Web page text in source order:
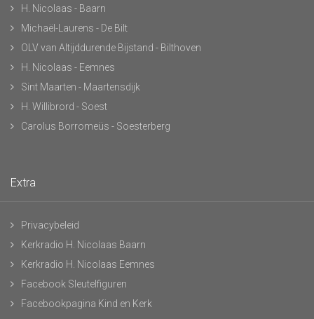
H. Nicolaas - Baarn
Michaël-Laurens - De Bilt
OLV van Altijddurende Bijstand - Bilthoven
H. Nicolaas - Eemnes
Sint Maarten - Maartensdijk
H. Willibrord - Soest
Carolus Borromeüs - Soesterberg
Extra
Privacybeleid
Kerkradio H. Nicolaas Baarn
Kerkradio H. Nicolaas Eemnes
Facebook Sleutelfiguren
Facebookpagina Kind en Kerk